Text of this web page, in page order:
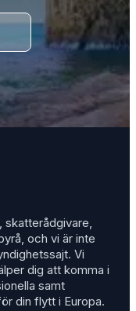
skatterådgivare,
och vi är inte
Vi
dig att komma i
samt
din flytt i Europa.